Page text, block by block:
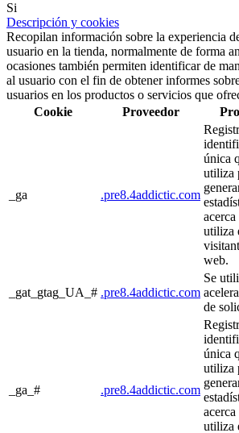
Si
Descripción y cookies
Recopilan información sobre la experiencia
usuario en la tienda, normalmente de forma
ocasiones también permiten identificar de
al usuario con el fin de obtener informes
usuarios en los productos o servicios que
Cookie
Proveedor
_ga .pre8.4addictic.com
única
utiliza
utiliza
web.
_gat_gtag_UA_# .pre8.4addictic.com
Se
de
_ga_# .pre8.4addictic.com
única
utiliza
utiliza